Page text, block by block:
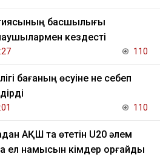
басшылығы
кездесті
110
бағаның өсуіне не себеп
110
АҚШ та өтетін U20 әлем
ел намысын кімдер қорғайды